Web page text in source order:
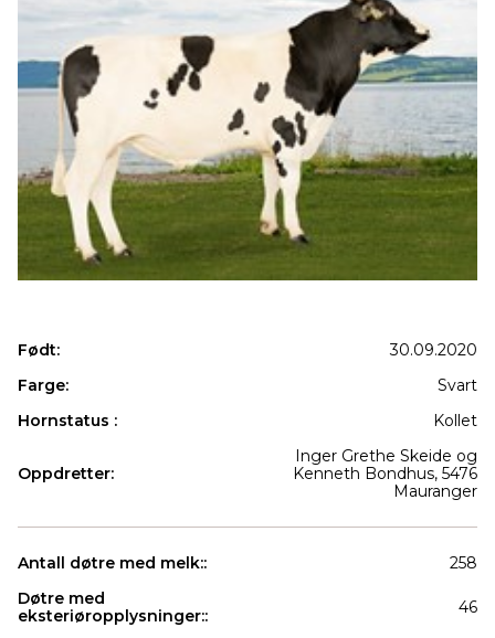
Født:
30.09.2020
Farge:
Svart
Hornstatus :
Kollet
Oppdretter:
Inger Grethe Skeide og
Kenneth Bondhus, 5476
Mauranger
Antall døtre med melk::
258
Døtre med
eksteriøropplysninger::
46